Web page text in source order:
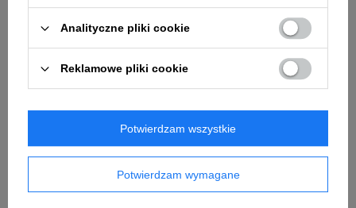
Cechy produktu:
Ekskluzywny plecak umożliwiający
spakowanie do dwóch lamp typu B1X, D1 czy
Wyściełana komora główna chroni sprzęt
przed uszkodzeniem.
Regulowane przegrody wewnętrzne
zapewniają swobodną organizację
Analityczne pliki cookie
Reklamowe pliki cookie
Potwierdzam wymagane
Potwierdzam wszystkie